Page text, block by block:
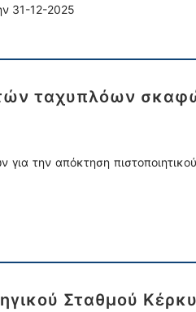
31-12-2025
ταχυπλόων
για την απόκτηση
Σταθμού